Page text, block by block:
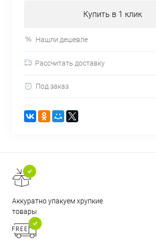
Купить в 1 клик
Нашли дешевле
Рассчитать доставку
Под заказ
Аккуратно упакуем хрупкие
товары